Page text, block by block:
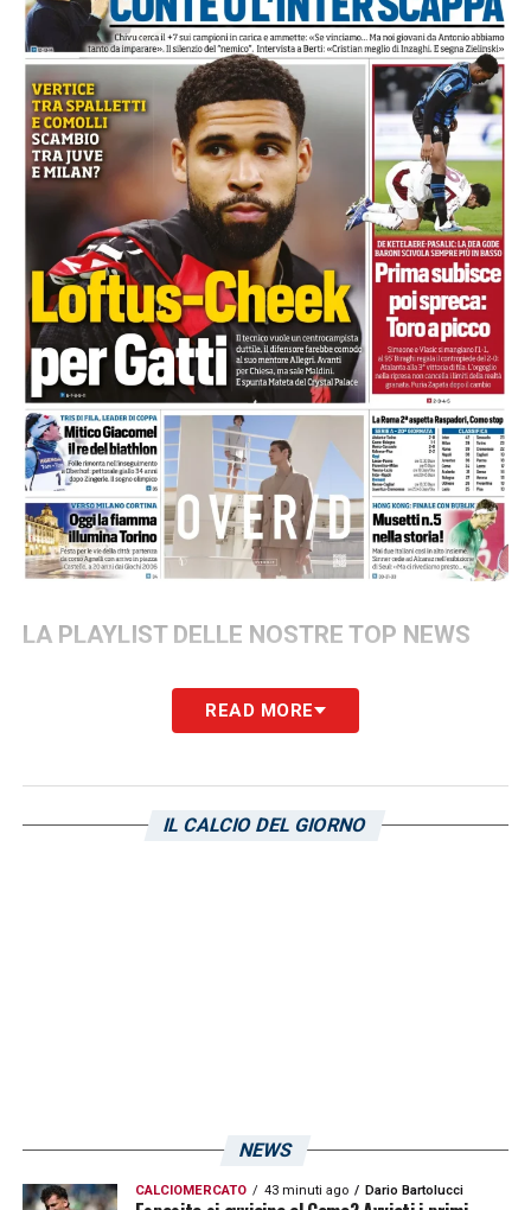
LA PLAYLIST DELLE NOSTRE TOP NEWS
READ MORE
IL CALCIO DEL GIORNO
NEWS
CALCIOMERCATO 43 minuti ago Dario Bartolucci